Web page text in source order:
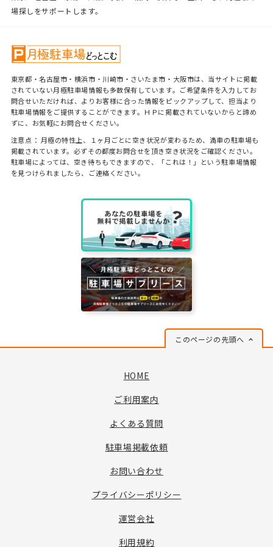
場探しをサポートします。
東京都・名古屋市・横浜市・川崎市・さいたま市・大阪市は、当サイトに掲載
されていない月極駐車場情報も多数保有しています。ご希望条件を入力してお
問合せいただければ、よりお客様に合った情報をピックアップして、担当より
駐車場情報をご提供することができます。ＨＰに掲載されていないからと諦め
ずに、お気軽にお問合せください。
注意点： 月極の特性上、１ヶ月ごとに空き状況が変わるため、満車の駐車場も
掲載されています。必ずその都度お問合せを頂き空き状況をご確認ください。
駐車場によっては、空き待ちもできますので、「これは！」という駐車場情報
を見つけられましたら、ご連絡ください。
このページの先頭へ
HOME
ご利用案内
よくある質問
駐車場掲載依頼
お問い合わせ
プライバシーポリシー
運営会社
利用規約